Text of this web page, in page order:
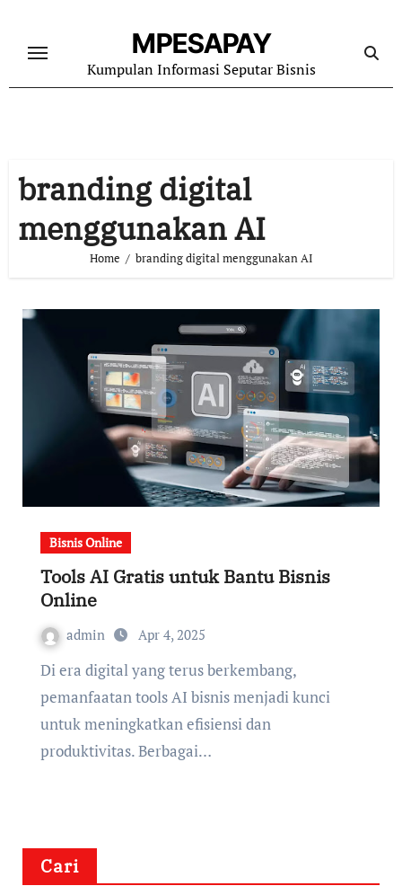
content
MPESAPAY
Kumpulan Informasi Seputar Bisnis
branding digital
menggunakan AI
Home branding digital menggunakan AI
Bisnis Online
Tools AI Gratis untuk Bantu Bisnis
Online
admin Apr 4, 2025
Di era digital yang terus berkembang,
pemanfaatan tools AI bisnis menjadi kunci
untuk meningkatkan efisiensi dan
produktivitas. Berbagai…
Cari